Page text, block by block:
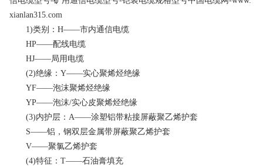
xianlan315.com
1)类别：H——市内通信电缆
HP——配线电缆
HJ——局用电缆
(2)绝缘：Y——实心聚烯烃绝缘
YF——泡沫聚烯烃绝缘
YP——泡沫/实心皮聚烯烃绝缘
(3)内护层：A——涂塑铝带粘接屏蔽聚乙烯护套
S——铝，钢双层金属带屏蔽聚乙烯护套
V——聚氯乙烯护套
(4)特征：T——石油膏填充